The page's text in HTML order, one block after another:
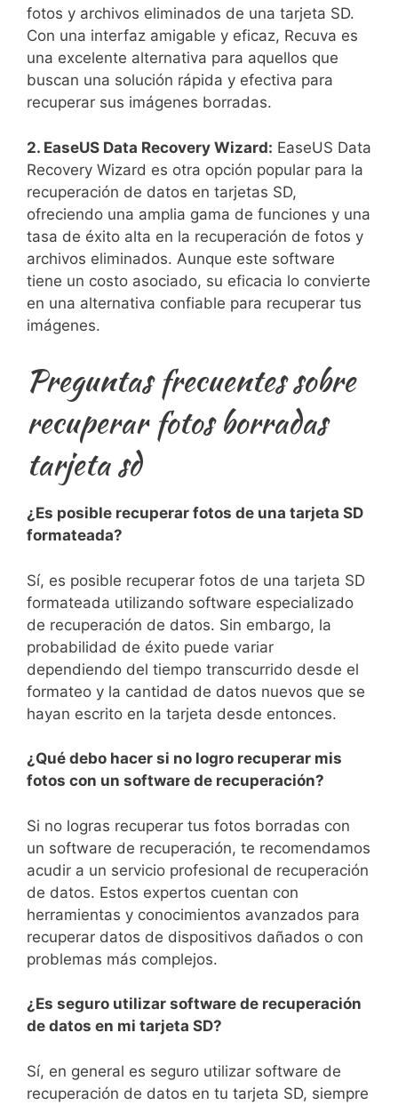
fotos⁣ y archivos eliminados de una tarjeta SD.
Con una interfaz amigable y eficaz, Recuva⁣ es
una⁤ excelente alternativa para aquellos que
buscan una solución rápida y efectiva para
‌recuperar sus ‍imágenes borradas.
2. EaseUS Data Recovery Wizard: EaseUS Data
Recovery ‍Wizard es otra opción popular para la
recuperación de datos en tarjetas SD,
ofreciendo⁤ una amplia gama de funciones y ​una‍
tasa de éxito ​alta ​en la recuperación de fotos y
archivos eliminados. Aunque este software
tiene‌ un⁢ costo‌ asociado, su eficacia lo convierte
en una alternativa confiable para recuperar ⁤tus
imágenes.
Preguntas frecuentes sobre
recuperar fotos borradas
tarjeta sd
¿Es posible recuperar fotos⁤ de ⁢una tarjeta⁤ SD ​
formateada?
Sí, es posible recuperar fotos de una tarjeta SD
formateada utilizando software especializado
de recuperación de datos. Sin embargo, la
probabilidad ⁤de éxito ⁢puede variar
dependiendo del tiempo transcurrido desde el
formateo y la cantidad de datos nuevos que se
hayan escrito​ en la ⁤tarjeta desde entonces.
¿Qué debo hacer si⁣ no logro recuperar mis
fotos con un software de recuperación?
Si no logras⁢ recuperar tus fotos borradas con
un software de recuperación,‍ te recomendamos
acudir​ a​ un servicio ⁢profesional ‍de recuperación
de ⁢datos. Estos expertos cuentan ⁤con
herramientas y conocimientos avanzados para
recuperar datos⁣ de dispositivos dañados ⁢o con
problemas más complejos.
¿Es‌ seguro utilizar ‍software de recuperación
de datos en⁢ mi tarjeta SD?
Sí, ‌en general ​es seguro ⁤utilizar‍ software ​de
recuperación de datos en tu tarjeta SD, ⁢siempre